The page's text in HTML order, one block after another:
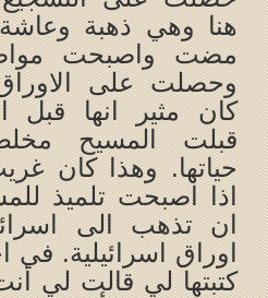
مضت واصبحت
وحصلت على
كان مثير انها
قبلت المسيح
حياتها. وهذا كان
اذا اصبحت تلميذ
ان تذهب الى
اوراق اسرائيلية. في
كتبتها لي قالت لي